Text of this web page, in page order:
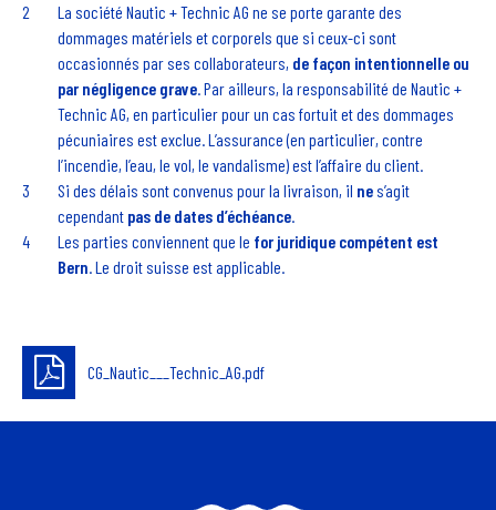
La société Nautic + Technic AG ne se porte garante des
dommages matériels et corporels que si ceux-ci sont
occasionnés par ses collaborateurs, de façon intentionnelle ou
par négligence grave. Par ailleurs, la responsabilité de Nautic +
Technic AG, en particulier pour un cas fortuit et des dommages
pécuniaires est exclue. L’assurance (en particulier, contre
l’incendie, l’eau, le vol, le vandalisme) est l’affaire du client.
Si des délais sont convenus pour la livraison, il ne s’agit
cependant pas de dates d’échéance.
Les parties conviennent que le for juridique compétent est
Bern. Le droit suisse est applicable.
CG_Nautic___Technic_AG.pdf